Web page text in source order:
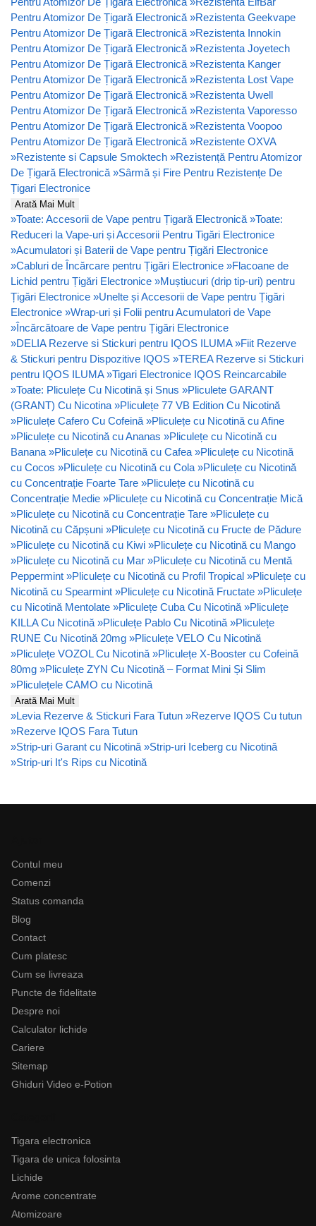
Pentru Atomizor De Țigară Electronică »Rezistenta Geekvape
Pentru Atomizor De Țigară Electronică »Rezistenta Innokin
Pentru Atomizor De Țigară Electronică »Rezistenta Joyetech
Pentru Atomizor De Țigară Electronică »Rezistenta Kanger
Pentru Atomizor De Țigară Electronică »Rezistenta Lost Vape
Pentru Atomizor De Țigară Electronică »Rezistenta Uwell
Pentru Atomizor De Țigară Electronică »Rezistenta Vaporesso
Pentru Atomizor De Țigară Electronică »Rezistenta Voopoo
Pentru Atomizor De Țigară Electronică »Rezistente OXVA
»Rezistente si Capsule Smoktech »Rezistență Pentru Atomizor
De Țigară Electronică »Sârmă și Fire Pentru Rezistențe De
Țigari Electronice
Arată Mai Mult
»Toate: Accesorii de Vape pentru Țigară Electronică »Toate:
Reduceri la Vape-uri și Accesorii Pentru Tigări Electronice
»Acumulatori și Baterii de Vape pentru Țigări Electronice
»Cabluri de Încărcare pentru Țigări Electronice »Flacoane de
Lichid pentru Țigări Electronice »Muștiucuri (drip tip-uri) pentru
Țigări Electronice »Unelte și Accesorii de Vape pentru Țigări
Electronice »Wrap-uri și Folii pentru Acumulatori de Vape
»Încărcătoare de Vape pentru Țigări Electronice
»DELIA Rezerve si Stickuri pentru IQOS ILUMA »Fiit Rezerve
& Stickuri pentru Dispozitive IQOS »TEREA Rezerve si Stickuri
pentru IQOS ILUMA »Tigari Electronice IQOS Reincarcabile
»Toate: Pliculețe Cu Nicotină și Snus »Pliculete GARANT
(GRANT) Cu Nicotina »Pliculețe 77 VB Edition Cu Nicotină
»Pliculețe Cafero Cu Cofeină »Pliculețe cu Nicotină cu Afine
»Pliculețe cu Nicotină cu Ananas »Pliculețe cu Nicotină cu
Banana »Pliculețe cu Nicotină cu Cafea »Pliculețe cu Nicotină
cu Cocos »Pliculețe cu Nicotină cu Cola »Pliculețe cu Nicotină
cu Concentrație Foarte Tare »Pliculețe cu Nicotină cu
Concentrație Medie »Pliculețe cu Nicotină cu Concentrație Mică
»Pliculețe cu Nicotină cu Concentrație Tare »Pliculețe cu
Nicotină cu Căpșuni »Pliculețe cu Nicotină cu Fructe de Pădure
»Pliculețe cu Nicotină cu Kiwi »Pliculețe cu Nicotină cu Mango
»Pliculețe cu Nicotină cu Mar »Pliculețe cu Nicotină cu Mentă
Peppermint »Pliculețe cu Nicotină cu Profil Tropical »Pliculețe cu
Nicotină cu Spearmint »Pliculețe cu Nicotină Fructate »Pliculețe
cu Nicotină Mentolate »Pliculețe Cuba Cu Nicotină »Pliculețe
KILLA Cu Nicotină »Pliculețe Pablo Cu Nicotină »Pliculețe
RUNE Cu Nicotină 20mg »Pliculețe VELO Cu Nicotină
»Pliculețe VOZOL Cu Nicotină »Pliculețe X-Booster cu Cofeină
80mg »Pliculețe ZYN Cu Nicotină – Format Mini Și Slim
»Pliculețele CAMO cu Nicotină
Arată Mai Mult
»Levia Rezerve & Stickuri Fara Tutun »Rezerve IQOS Cu tutun
»Rezerve IQOS Fara Tutun
»Strip-uri Garant cu Nicotină »Strip-uri Iceberg cu Nicotină
»Strip-uri It's Rips cu Nicotină
Contul meu
Comenzi
Status comanda
Blog
Contact
Cum platesc
Cum se livreaza
Puncte de fidelitate
Despre noi
Calculator lichide
Cariere
Sitemap
Ghiduri Video e-Potion
Tigara electronica
Tigara de unica folosinta
Lichide
Arome concentrate
Atomizoare